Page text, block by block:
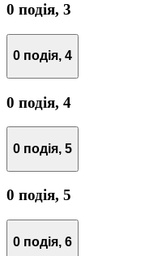
0 подія, 3
0 подія, 4
0 подія, 4
0 подія, 5
0 подія, 5
0 подія, 6